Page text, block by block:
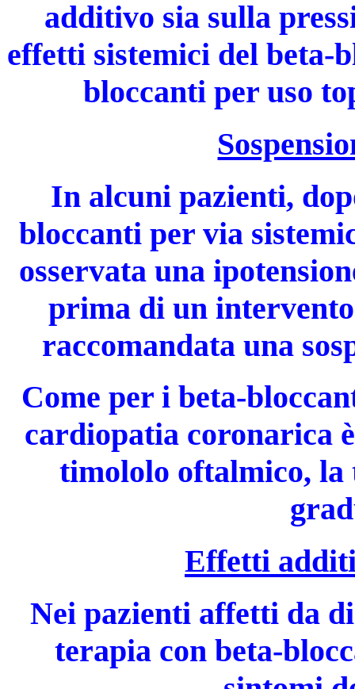
additivo sia sulla
effetti sistemici del beta-
bloccanti per uso
In alcuni pazienti,
bloccanti per via
osservata una
prima di un
raccomandata una
Come per i beta-
cardiopatia coronarica
timololo oftalmico, la
Effetti
Nei pazienti affetti da
terapia con beta-